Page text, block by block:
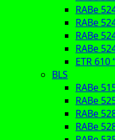
RABe
RABe
RABe
RABe
ETR 610
BLS
RABe
RABe
RABe
RABe